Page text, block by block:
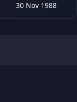
30 Nov 1988